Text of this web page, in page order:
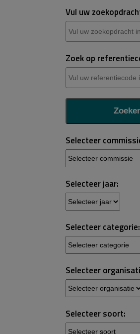
Vul uw
Zoek op
Selecteer
Selecteer jaar:
Selecteer categorie:
Selecteer
Selecteer soort: